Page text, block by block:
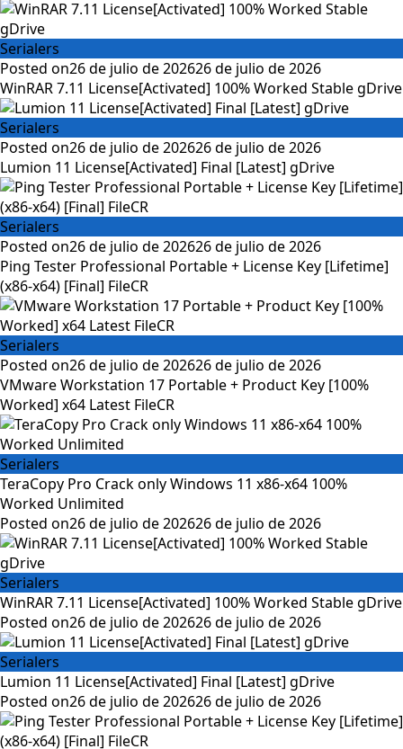
Serialers
Posted on26 de julio de 202626 de julio de 2026
WinRAR 7.11 License[Activated] 100% Worked Stable gDrive
Serialers
Posted on26 de julio de 202626 de julio de 2026
Lumion 11 License[Activated] Final [Latest] gDrive
Serialers
Posted on26 de julio de 202626 de julio de 2026
Ping Tester Professional Portable + License Key [Lifetime]
(x86-x64) [Final] FileCR
Serialers
Posted on26 de julio de 202626 de julio de 2026
VMware Workstation 17 Portable + Product Key [100%
Worked] x64 Latest FileCR
Serialers
TeraCopy Pro Crack only Windows 11 x86-x64 100%
Worked Unlimited
Posted on26 de julio de 202626 de julio de 2026
Serialers
WinRAR 7.11 License[Activated] 100% Worked Stable gDrive
Posted on26 de julio de 202626 de julio de 2026
Serialers
Lumion 11 License[Activated] Final [Latest] gDrive
Posted on26 de julio de 202626 de julio de 2026